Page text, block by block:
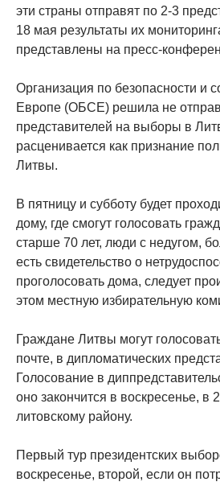
эти страны отправят по 2-3
18 мая результаты их
представлены на пресс-
Организация по безопасности и
Европе (ОБСЕ) решила не
представителей на выборы в
расценивается как признание
Литвы.
В пятницу и субботу будет
дому, где смогут голосовать
старше 70 лет, люди с недугом,
есть свидетельство о
проголосовать дома, следует
этом местную избирательную
Граждане Литвы могут
почте, в дипломатических
Голосование в
оно закончится в воскресенье, в
литовскому району.
Первый тур президентских
воскресенье, второй, если он